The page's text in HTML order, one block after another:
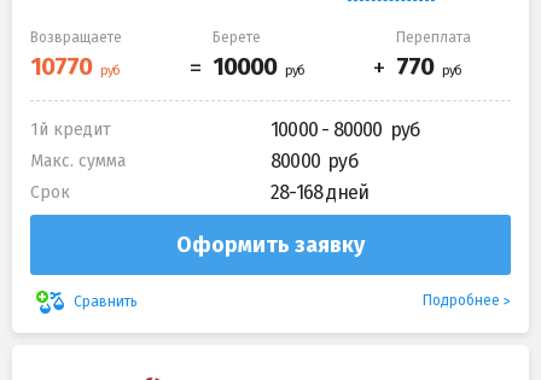
Возвращаете Берете Переплата
1й кредит 10000 - 80000
Макс. сумма 80000
Срок 28-168 дней
Оформить заявку
Сравнить Подробнее